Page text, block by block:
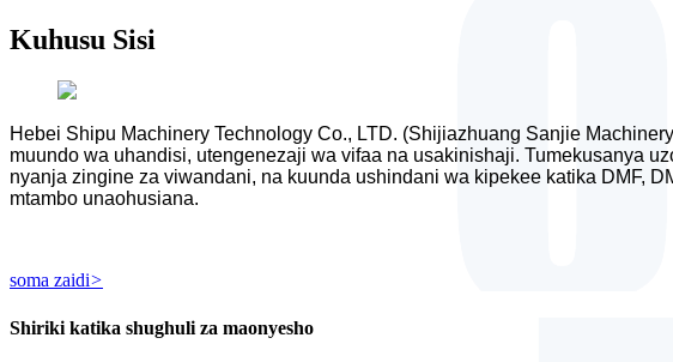
Kuhusu Sisi
Hebei Shipu Machinery Technology Co., LTD. (Shijiazhuang Sanjie
muundo wa uhandisi, utengenezaji wa vifaa na usakinishaji. Tumekusanya
nyanja zingine za viwandani, na kuunda ushindani wa kipekee katika DMF,
mtambo unaohusiana.
soma zaidi>
Shiriki katika shughuli za maonyesho